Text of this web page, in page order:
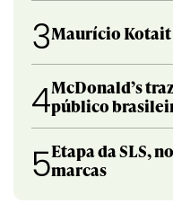
3Maurício Kotait
4McDonald’s
público
5Etapa da SLS,
marcas